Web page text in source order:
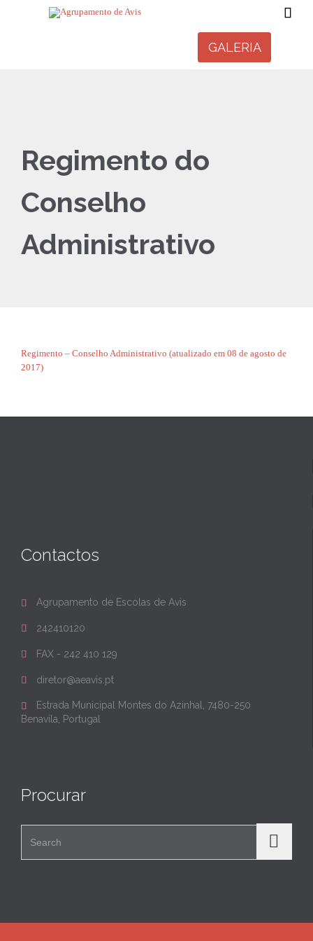

GALERIA
Regimento do
Conselho
Administrativo
Regimento – Conselho Administrativo (atualizado em 08 de agosto de
2017)
Contactos
 Agrupamento de Escolas de Avis
 242410120
 FAX - 242 410 129
 diretor@aeavis.pt

Estrada Municipal Montes do Azinhal, 7480-250
Benavila, Portugal
Procurar